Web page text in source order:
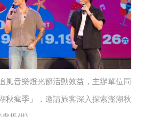
風音樂燈光節活動效益，主辦單位同
秋瘋季」，邀請旅客深入探索澎湖秋